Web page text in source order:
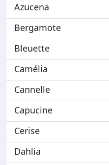
Azucena
Bergamote
Bleuette
Camélia
Cannelle
Capucine
Cerise
Dahlia